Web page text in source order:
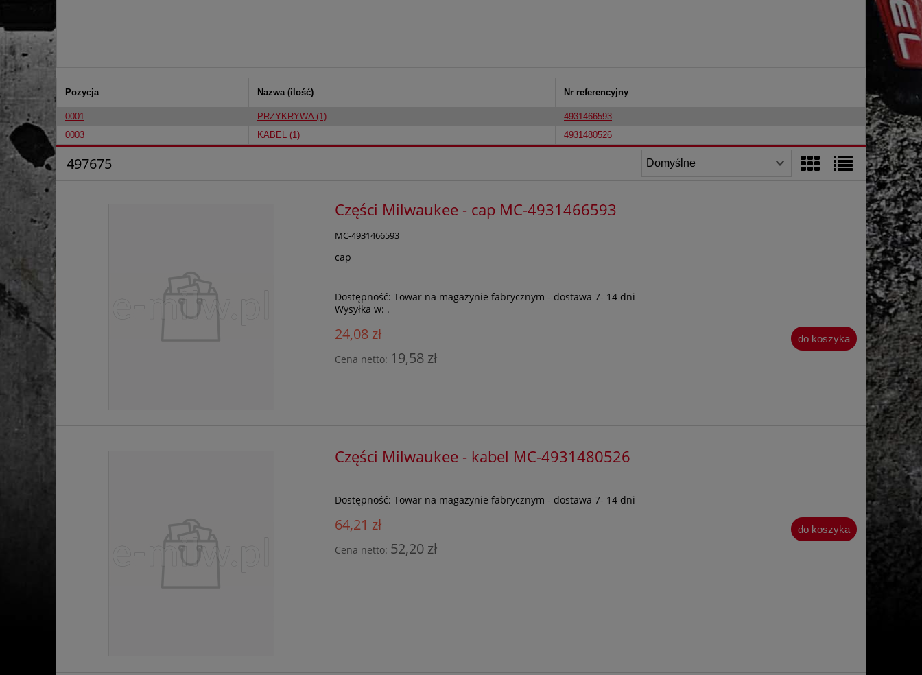
Pozycja Nazwa (ilość) Nr referencyjny
0001 PRZYKRYWA (1)
4931466593
0003
KABEL (1) 4931480526
497675
Części Milwaukee - cap MC-4931466593
MC-4931466593
cap
Dostępność: Towar na magazynie fabrycznym - dostawa 7- 14 dni
Wysyłka w: .
24,08 zł
Cena netto: 19,58 zł
do koszyka
Części Milwaukee - kabel MC-4931480526
Dostępność: Towar na magazynie fabrycznym - dostawa 7- 14 dni
64,21 zł
Cena netto: 52,20 zł
do koszyka